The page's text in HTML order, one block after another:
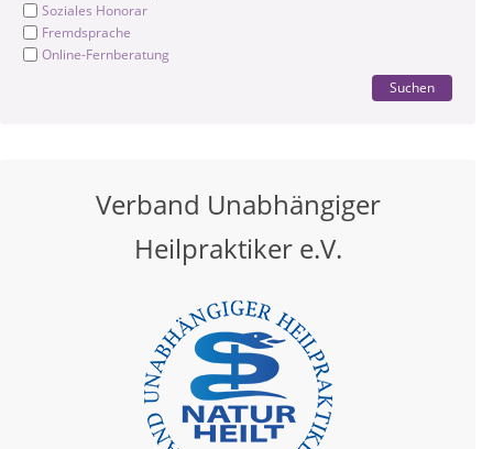
Soziales Honorar
Fremdsprache
Online-Fernberatung
Suchen
Verband Unabhängiger
Heilpraktiker e.V.